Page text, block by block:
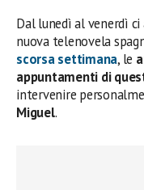
Dal lunedì al venerdì
nuova telenovela
scorsa settimana, le
appuntamenti di
intervenire
Miguel.